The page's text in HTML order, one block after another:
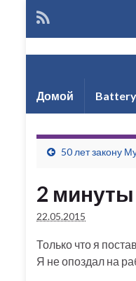
Домой
50 лет закону
2 минуты
22.05.2015
Только что я
Я не опоздал на